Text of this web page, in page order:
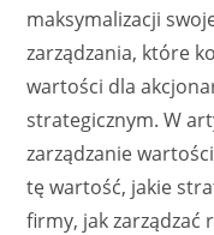
maksymalizacji
zarządzania, które
wartości dla
strategicznym. W
zarządzanie
tę wartość, jakie
firmy, jak zarządzać